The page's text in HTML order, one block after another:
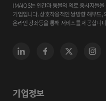
IMAIOS는 인간과 동물의 의료 종사자들
기업입니다. 상호작용적인 쌍방향 해부도,
온라인 강좌등을 통해 서비스를 제공합니
기업정보